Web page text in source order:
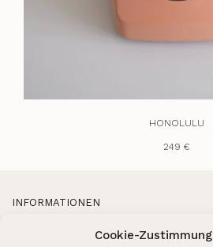
Cookie-Zustimmung
HONOLULU
249 €
INFORMATIONEN